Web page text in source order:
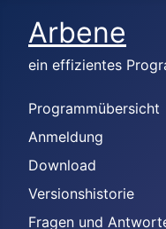
Arbene
ein effizientes
Programmübersicht
Anmeldung
Download
Versionshistorie
Fragen und